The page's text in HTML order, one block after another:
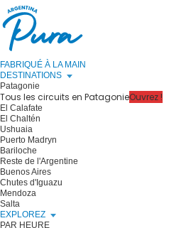
FABRIQUÉ À LA MAIN
DESTINATIONS
Patagonie
Tous les circuits en PatagonieOuvrez !
El Calafate
El Chaltén
Ushuaia
Puerto Madryn
Bariloche
Reste de l'Argentine
Buenos Aires
Chutes d'Iguazu
Mendoza
Salta
EXPLOREZ
PAR HEURE